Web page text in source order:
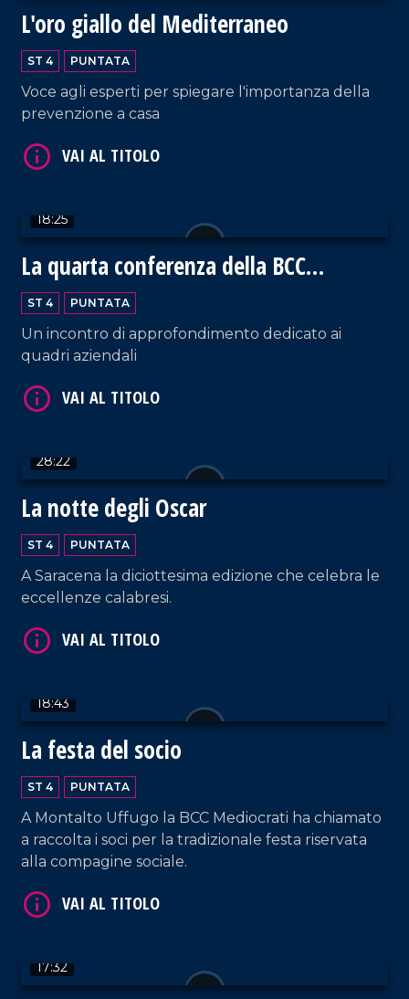
L'oro giallo del Mediterraneo
ST 4 PUNTATA
Voce agli esperti per spiegare l'importanza della
prevenzione a casa
18:25
La quarta conferenza della BCC
Mediocrati
ST 4 PUNTATA
Un incontro di approfondimento dedicato ai
quadri aziendali
28:22
La notte degli Oscar
ST 4 PUNTATA
A Saracena la diciottesima edizione che celebra le
eccellenze calabresi.
18:43
La festa del socio
ST 4 PUNTATA
A Montalto Uffugo la BCC Mediocrati ha chiamato
a raccolta i soci per la tradizionale festa riservata
alla compagine sociale.
17:32
VAI AL TITOLO
VAI AL TITOLO